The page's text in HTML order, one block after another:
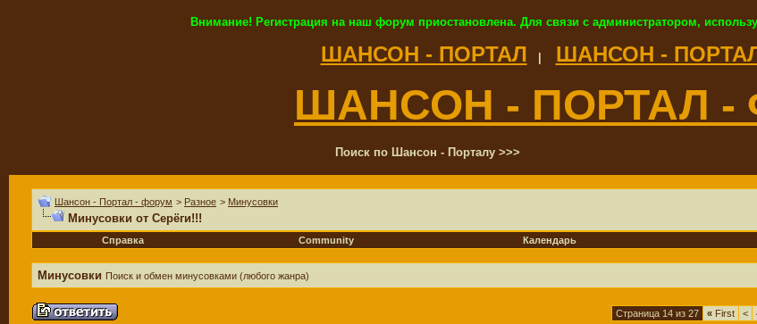
Внимание! Регистрация на наш форум приостановлена. Для связи с администратором,
ШАНСОН - ПОРТАЛ ШАНСОН -
ШАНСОН - ПОРТАЛ -
Поиск по Шансон - Порталу >>>
Шансон - Портал - форум > Разное > Минусовки
Минусовки от Серёги!!!
Справка
Community Календарь
Минусовки Поиск и обмен минусовками (любого жанра)
Страница 14 из 27 « First <